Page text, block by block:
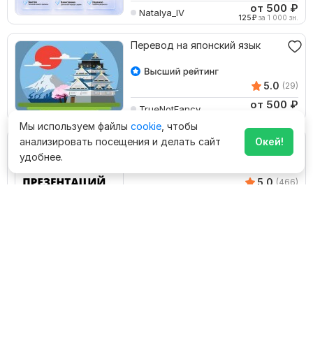
Natalya_IV от 500 ₽
125₽ за 1 000 зн.
Перевод на японский язык
5.0 (29)
TrueNotFancy от 500 ₽
Перевод каталогов
презентаций на другой язык с
5.0 (466)
Мы используем файлы cookie , чтобы
анализировать посещения и делать сайт
удобнее.
Окей!